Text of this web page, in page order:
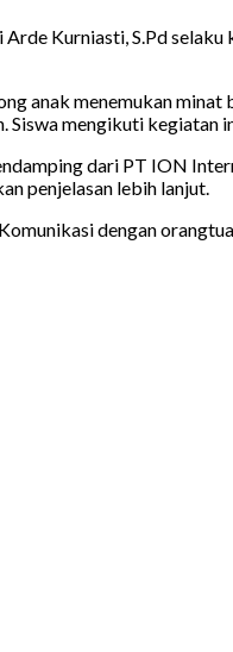
Kurniasti, S.Pd
anak menemukan
Siswa mengikuti kegiatan
dari PT ION
penjelasan lebih lanjut.
dengan